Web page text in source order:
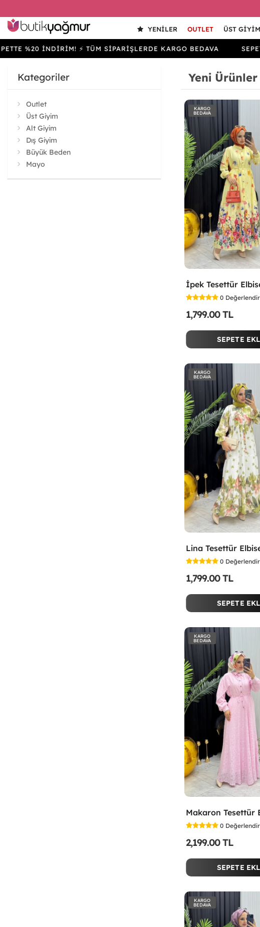
YENILER OUTLET ÜST GIYIM
%20 İNDİRİM! ⚡ TÜM SİPARİŞLERDE KARGO BEDAVA SEPETTE
Kategoriler
Outlet
Üst Giyim
Alt Giyim
Dış Giyim
Büyük Beden
Mayo
Yeni Ürünler
KARGO
BEDAVA
0
1,799.00 TL
SEPETE
KARGO
BEDAVA
0
1,799.00 TL
SEPETE
KARGO
BEDAVA
0
2,199.00 TL
SEPETE
KARGO
BEDAVA